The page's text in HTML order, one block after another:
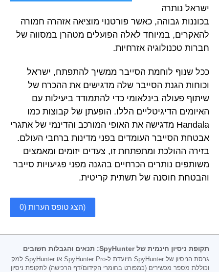
ישראל נותרה
בכוננות גבוהה, כאשר פורטנוי מוציאה אזהרה חמורה
להאקרים, במיוחד לאלה הפועלים מטהרן במסווה של
חברות טכנולוגיה אזרחיות.
ככל שנוף לוחמת הסייבר ממשיך להתפתח, ישראל
וכוחות הגנת הסייבר שלה מדגישים את ההכרח של
שיתוף פעולה בינלאומי כדי להתמודד ביעילות עם
האיומים הדיגיטליים הללו. הופעתן של קבוצות כמו
Handala מדגישה את האופי המורכב והדינמי של אתגרי
אבטחת הסייבר העומדים בפני מדינות ברחבי העולם.
בזירה ההולכת ומתפתחת זו, צעדים יזומים ומאמצים
משותפים נותרים הכרחיים בהגנה מפני פגיעויות סייבר
והבטחת חוסנה של תשתית קריטית.
הצג טופס הערות (0)
תקופת ניסיון חינמית של SpyHunter: תנאים והגבלות חשובים
גרסת הניסיון של SpyHunter מיועדת ל-SpyHunter Pro או SpyHunter למק
וכוללת מספר מכשירים (כמפורט בחומרי הקידום/דף הרכישה) לתקופת ניסיון